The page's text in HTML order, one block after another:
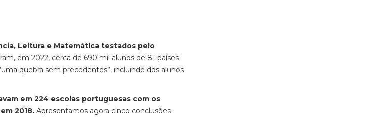
Leitura e Matemática testados pelo
em 2022, cerca de 690 mil alunos de 81 países
quebra sem precedentes”, incluindo dos alunos
em 224 escolas portuguesas com os
2018. Apresentamos agora cinco conclusões